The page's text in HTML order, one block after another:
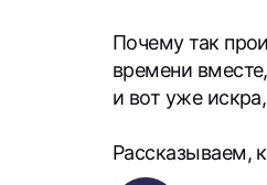
Почему так
времени
и вот уже
Рассказываем,